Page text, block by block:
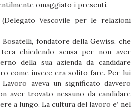
omaggiato i presenti.
Vescovile per le relazioni
fondatore della Gewiss, che
chiedendo scusa per non aver
della sua azienda da candidare
come invece era solito fare. Per lui
aveva un significato davvero
aver trovato nessuno da candidare
a lungo. La cultura del lavoro e’ nel